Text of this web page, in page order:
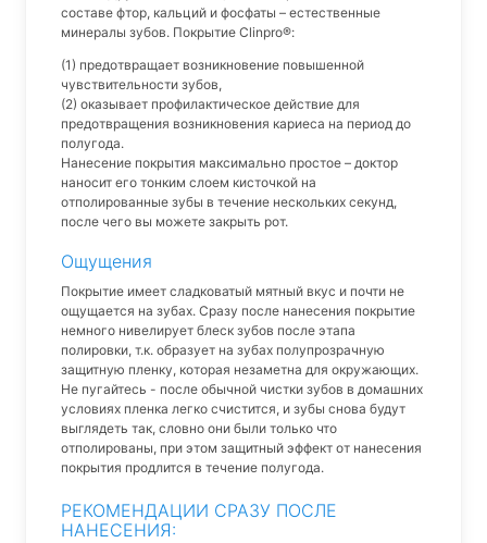
составе фтор, кальций и фосфаты – естественные
минералы зубов. Покрытие Clinpro®:
(1) предотвращает возникновение повышенной
чувствительности зубов,
(2) оказывает профилактическое действие для
предотвращения возникновения кариеса на период до
полугода.
Нанесение покрытия максимально простое – доктор
наносит его тонким слоем кисточкой на
отполированные зубы в течение нескольких секунд,
после чего вы можете закрыть рот.
Ощущения
Покрытие имеет сладковатый мятный вкус и почти не
ощущается на зубах. Сразу после нанесения покрытие
немного нивелирует блеск зубов после этапа
полировки, т.к. образует на зубах полупрозрачную
защитную пленку, которая незаметна для окружающих.
Не пугайтесь - после обычной чистки зубов в домашних
условиях пленка легко счистится, и зубы снова будут
выглядеть так, словно они были только что
отполированы, при этом защитный эффект от нанесения
покрытия продлится в течение полугода.
РЕКОМЕНДАЦИИ СРАЗУ ПОСЛЕ
НАНЕСЕНИЯ: